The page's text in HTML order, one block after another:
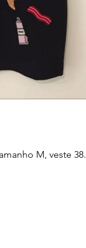
M, veste 38.